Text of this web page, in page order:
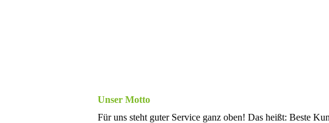
Unser Motto
Für uns steht guter Service ganz oben! Das heißt: Beste